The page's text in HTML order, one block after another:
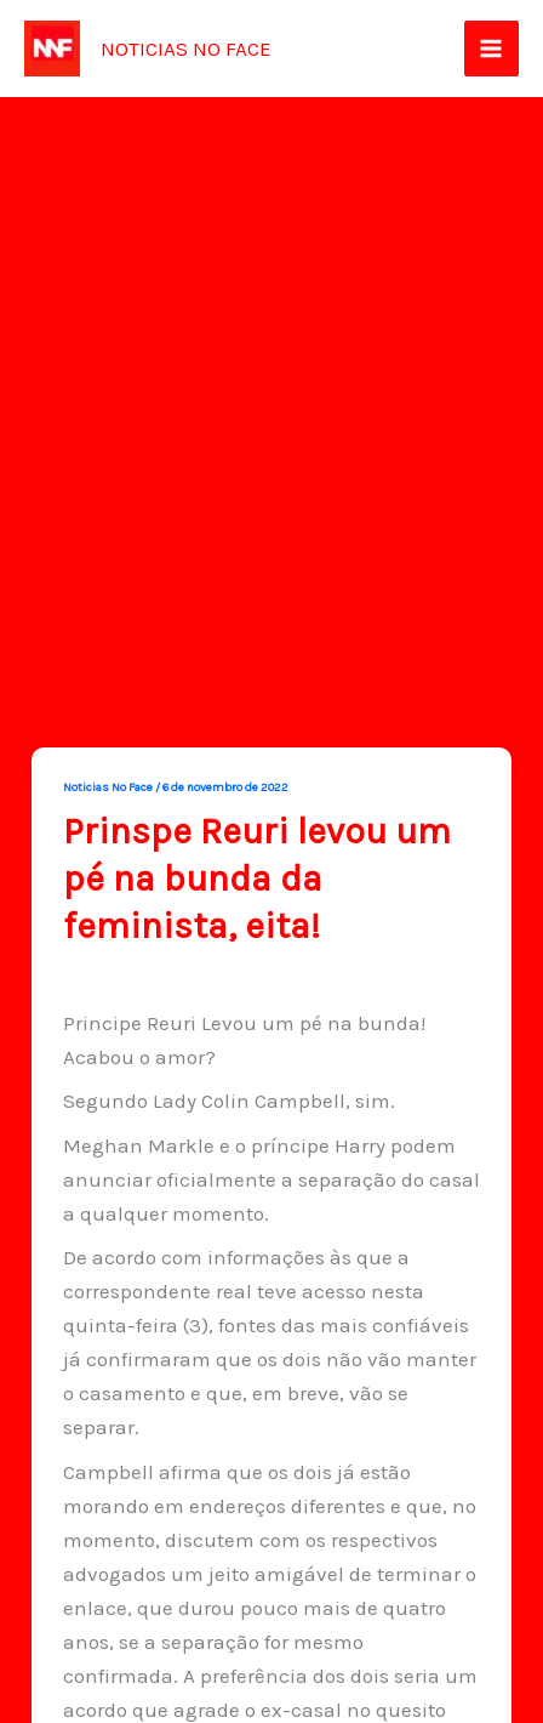
para
NOTICIAS NO FACE
Noticias No Face /6 de novembro de 2022
Prinspe Reuri levou um
pé na bunda da
feminista, eita!
Principe Reuri Levou um pé na bunda!
Acabou o amor?
Segundo Lady Colin Campbell, sim.
Meghan Markle e o príncipe Harry podem
anunciar oficialmente a separação do casal
a qualquer momento.
De acordo com informações às que a
correspondente real teve acesso nesta
quinta-feira (3), fontes das mais confiáveis
já confirmaram que os dois não vão manter
o casamento e que, em breve, vão se
separar.
Campbell afirma que os dois já estão
morando em endereços diferentes e que, no
momento, discutem com os respectivos
advogados um jeito amigável de terminar o
enlace, que durou pouco mais de quatro
anos, se a separação for mesmo
confirmada. A preferência dos dois seria um
acordo que agrade o ex-casal no quesito